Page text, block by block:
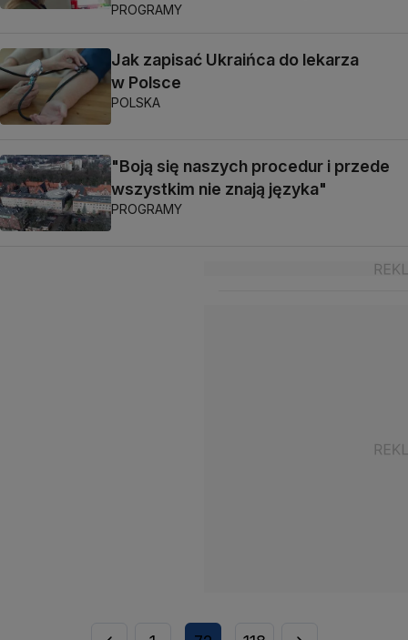
PROGRAMY
Jak zapisać Ukraińca do lekarza
w Polsce
POLSKA
"Boją się naszych procedur i przede
wszystkim nie znają języka"
PROGRAMY